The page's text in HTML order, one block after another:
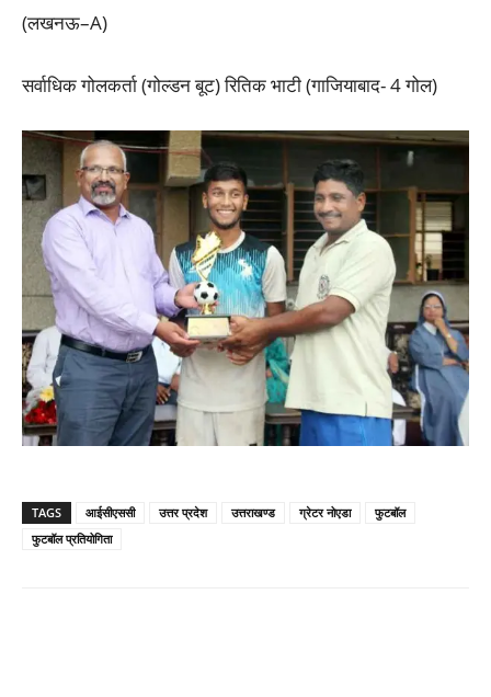
(लखनऊ–A)
सर्वाधिक गोलकर्ता (गोल्डन बूट) रितिक भाटी (गाजियाबाद- 4 गोल)
TAGS आईसीएससी उत्तर प्रदेश उत्तराखण्ड ग्रेटर नोएडा
फुटबॉल
फुटबॉल प्रतियोगिता